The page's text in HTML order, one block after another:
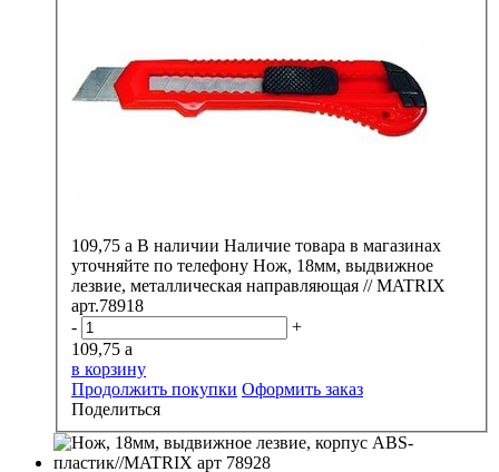
109,75 a В наличии Наличие товара в магазинах
уточняйте по телефону Нож, 18мм, выдвижное
лезвие, металлическая направляющая // MATRIX
арт.78918
-
+
109,75 a
в корзину
Продолжить покупки Оформить заказ
Поделиться